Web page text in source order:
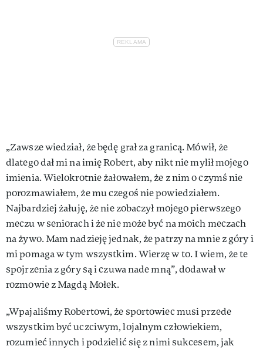
„Zawsze wiedział, że będę grał za granicą. Mówił, że
dlatego dał mi na imię Robert, aby nikt nie mylił mojego
imienia. Wielokrotnie żałowałem, że z nim o czymś nie
porozmawiałem, że mu czegoś nie powiedziałem.
Najbardziej żałuję, że nie zobaczył mojego pierwszego
meczu w seniorach i że nie może być na moich meczach
na żywo. Mam nadzieję jednak, że patrzy na mnie z góry i
mi pomaga w tym wszystkim. Wierzę w to. I wiem, że te
spojrzenia z góry są i czuwa nade mną”, dodawał w
rozmowie z Magdą Mołek.
„Wpajaliśmy Robertowi, że sportowiec musi przede
wszystkim być uczciwym, lojalnym człowiekiem,
rozumieć innych i podzielić się z nimi sukcesem, jak